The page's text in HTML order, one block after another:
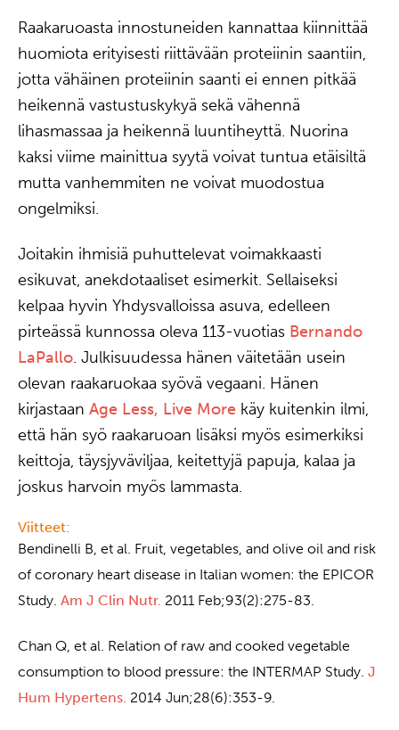
Raakaruoasta innostuneiden kannattaa kiinnittää
huomiota erityisesti riittävään proteiinin saantiin,
jotta vähäinen proteiinin saanti ei ennen pitkää
heikennä vastustuskykyä sekä vähennä
lihasmassaa ja heikennä luuntiheyttä. Nuorina
kaksi viime mainittua syytä voivat tuntua etäisiltä
mutta vanhemmiten ne voivat muodostua
ongelmiksi.
Joitakin ihmisiä puhuttelevat voimakkaasti
esikuvat, anekdotaaliset esimerkit. Sellaiseksi
kelpaa hyvin Yhdysvalloissa asuva, edelleen
pirteässä kunnossa oleva 113-vuotias Bernando
LaPallo. Julkisuudessa hänen väitetään usein
olevan raakaruokaa syövä vegaani. Hänen
kirjastaan Age Less, Live More käy kuitenkin ilmi,
että hän syö raakaruoan lisäksi myös esimerkiksi
keittoja, täysjyväviljaa, keitettyjä papuja, kalaa ja
joskus harvoin myös lammasta.
Viitteet:
Bendinelli B, et al. Fruit, vegetables, and olive oil and risk
of coronary heart disease in Italian women: the EPICOR
Study. Am J Clin Nutr. 2011 Feb;93(2):275-83.
Chan Q, et al. Relation of raw and cooked vegetable
consumption to blood pressure: the INTERMAP Study. J
Hum Hypertens. 2014 Jun;28(6):353-9.